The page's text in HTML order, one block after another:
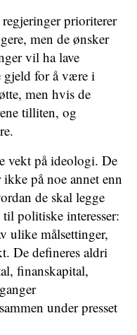
prioriterer
men de ønsker
vil ha lave
gjeld for å være i
men hvis de
tilliten, og
vekt på ideologi. De
ikke på noe annet enn
de skal legge
politiske interesser:
ulike målsettinger,
De defineres aldri
finanskapital,
under presset